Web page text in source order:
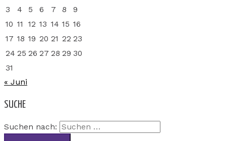
3
4 5 6 7 8
9
10 11 12 13 14 15 16
17 18 19 20 21 22 23
24 25 26 27 28 29 30
31
« Juni
SUCHE
Suchen nach: